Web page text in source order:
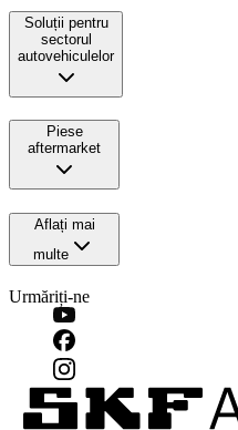
Soluții pentru
sectorul
autovehiculelor
Piese
aftermarket
Aflați mai
multe
Urmăriți-ne